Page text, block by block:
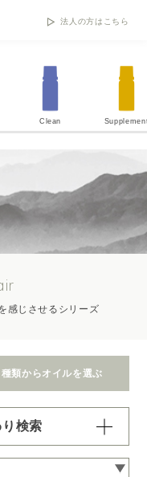
法人の方はこちら
Clean
感じさせるシリーズ
種類からオイルを選ぶ
検索
肢からひとつずつ選